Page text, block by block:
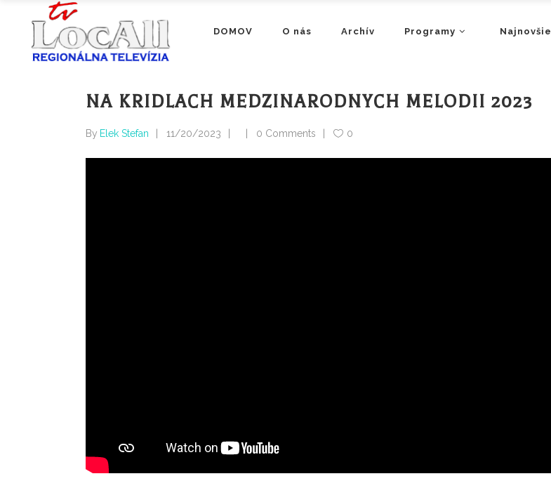
DOMOV O nás Archív Programy Najnovšie
NA KRIDLACH MEDZINARODNYCH MELODII 2023
By Elek Stefan 11/20/2023 0 Comments 0